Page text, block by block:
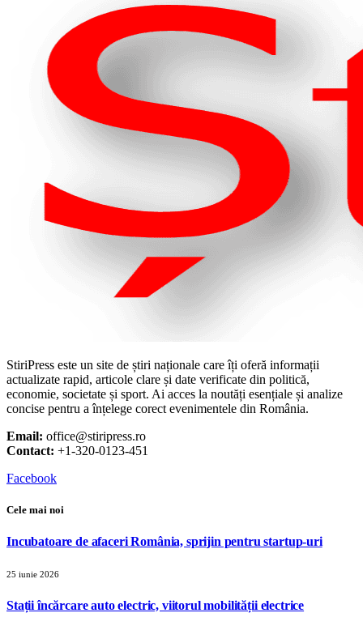
StiriPress este un site de știri naționale care îți oferă informații
actualizate rapid, articole clare și date verificate din politică,
economie, societate și sport. Ai acces la noutăți esențiale și analize
concise pentru a înțelege corect evenimentele din România.
Email: office@stiripress.ro
Contact: +1-320-0123-451
Facebook
Cele mai noi
Incubatoare de afaceri România, sprijin pentru startup-uri
25 iunie 2026
Stații încărcare auto electric, viitorul mobilității electrice